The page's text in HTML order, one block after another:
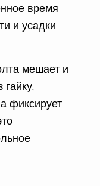
время
и усадки
мешает и
фиксирует